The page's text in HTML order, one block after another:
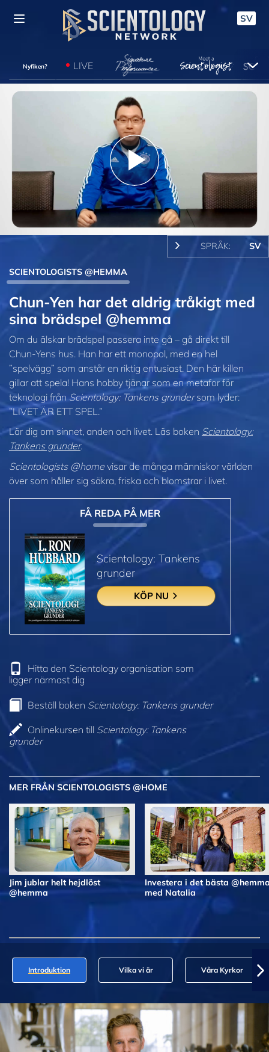
SV
Nyfiken? LIVE
Play
Video
SPRÅK: SV
SCIENTOLOGISTS @HEMMA
Chun-Yen har det aldrig tråkigt med
sina brädspel @hemma
Om du älskar brädspel passera inte gå – gå direkt till
Chun‑Yens hus. Han har ett monopol, med en hel
”spelvägg” som anstår en riktig entusiast. Den här killen
gillar att spela! Hans hobby tjänar som en metafor för
teknologi frånScientology: Tankens grundersom lyder:
”LIVET ÄR ETT SPEL.”
Lär dig om sinnet, anden och livet. Läs boken Scientology:
Tankens grunder.
Scientologists @home visar de många människor världen
över som håller sig säkra, friska och blomstrar i livet.
FÅ REDA PÅ MER
Scientology: Tankens
grunder
KÖP NU
Hitta den Scientology organisation som
ligger närmast dig
Beställ boken Scientology: Tankens grunder
Onlinekursen till Scientology: Tankens
grunder
MER FRÅN SCIENTOLOGISTS @HOME
Jim jublar helt hejdlöst
@hemma
Investera i det bästa
med Natalia
Introduktion Vilka vi är Våra Kyrkor